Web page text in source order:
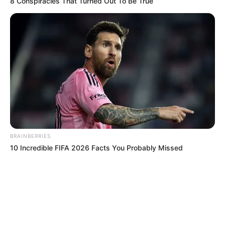
BRAINBERRIES
10 Incredible FIFA 2026 Facts You Probably Missed